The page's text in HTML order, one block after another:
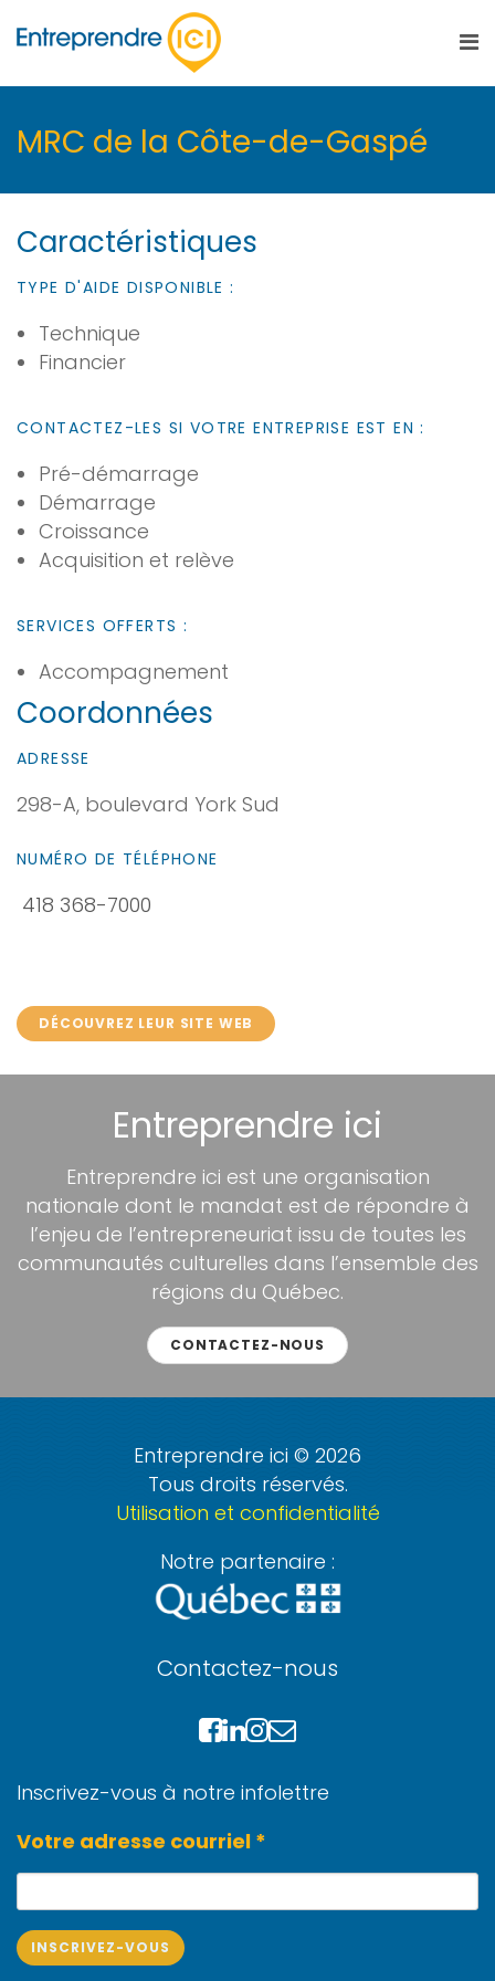
MRC de la Côte-de-Gaspé
Caractéristiques
TYPE D'AIDE DISPONIBLE :
Technique
Financier
CONTACTEZ-LES SI VOTRE ENTREPRISE EST EN :
Pré-démarrage
Démarrage
Croissance
Acquisition et relève
SERVICES OFFERTS :
Accompagnement
Coordonnées
ADRESSE
298-A, boulevard York Sud
NUMÉRO DE TÉLÉPHONE
418 368-7000
DÉCOUVREZ LEUR SITE WEB
Entreprendre ici
Entreprendre ici est une organisation
nationale dont le mandat est de répondre à
l’enjeu de l’entrepreneuriat issu de toutes les
communautés culturelles dans l’ensemble des
régions du Québec.
CONTACTEZ-NOUS
Entreprendre ici © 2026
Tous droits réservés.
Utilisation et confidentialité
Notre partenaire :
Contactez-nous
Inscrivez-vous à notre infolettre
Votre adresse courriel *